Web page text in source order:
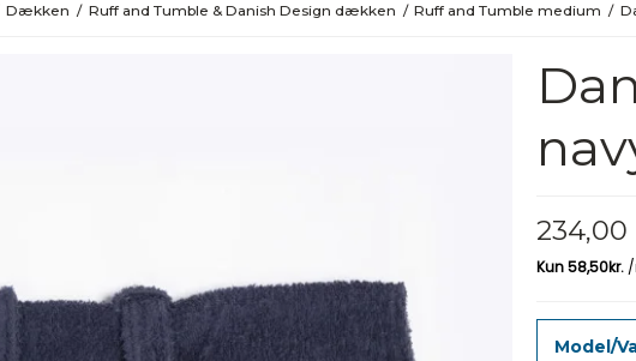
Dækken / Ruff and Tumble & Danish Design dækken / Ruff and Tumble medium /
234,00
Model/